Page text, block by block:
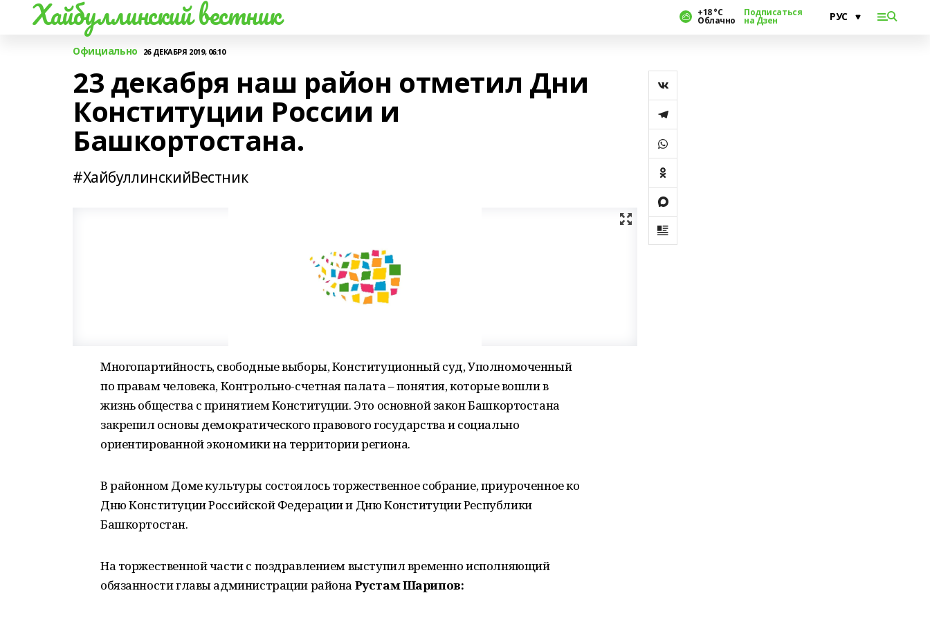
Хайбуллинский вестник +18 °С
Облачно
Подписаться
на Дзен
Официально 26 ДЕКАБРЯ 2019, 06:10
23 декабря наш район отметил Дни
Конституции России и
Башкортостана.
#ХайбуллинскийВестник
Многопартийность, свободные выборы, Конституционный суд, Уполномоченный
по правам человека, Контрольно-счетная палата – понятия, которые вошли в
жизнь общества с принятием Конституции. Это основной закон Башкортостана
закрепил основы демократического правового государства и социально
ориентированной экономики на территории региона.
В районном Доме культуры состоялось торжественное собрание, приуроченное ко
Дню Конституции Российской Федерации и Дню Конституции Республики
Башкортостан.
На торжественной части с поздравлением выступил временно исполняющий
обязанности главы администрации района Рустам Шарипов: